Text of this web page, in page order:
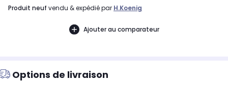
produit neuf vendu & expédié par H.koenig
Ajouter au comparateur
Options de livraison